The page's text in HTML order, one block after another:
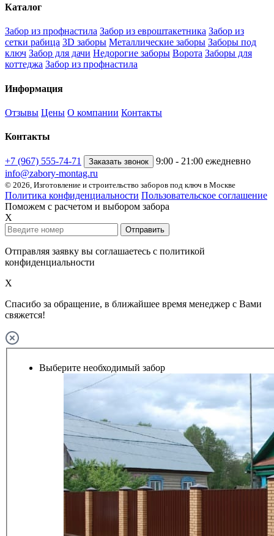
Каталог
Забор из профнастила Забор из евроштакетника Забор из
сетки рабица 3D заборы Металлические заборы Заборы под
ключ Забор для дачи Недорогие заборы Ворота Заборы для
коттеджа Забор из профнастила
Информация
Отзывы Цены О компании Контакты
Контакты
+7 (967) 555-74-71 Заказать звонок
9:00 - 21:00 ежедневно
info@zabory-montag.ru
© 2026, Изготовление и строительство заборов под ключ в Москве
Политика конфиденциальности Пользовательское соглашение
Поможем с расчетом и выбором забора
X
Отправить
Отправляя заявку вы соглашаетесь с политикой
конфиденциальности
X
Спасибо за обращение, в ближайшее время менеджер с Вами
свяжется!
Выберите необходимый забор